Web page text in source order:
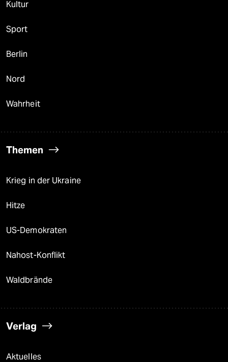
Kultur
Sport
Berlin
Nord
Wahrheit
Themen
Krieg in der Ukraine
Hitze
US-Demokraten
Nahost-Konflikt
Waldbrände
Verlag
Aktuelles